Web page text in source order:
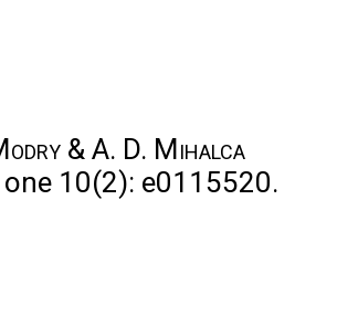
& A. D. Mihalca
10(2): e0115520.